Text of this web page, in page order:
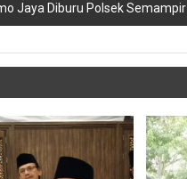
Jaya Diburu Polsek